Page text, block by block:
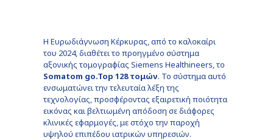
Η Ευρωδιάγνωση Κέρκυρας, από το καλοκαίρι
του 2024, διαθέτει το προηγμένο σύστημα
αξονικής τομογραφίας Siemens Healthineers, το
Somatom go.Top 128 τομών. Το σύστημα αυτό
ενσωματώνει την τελευταία λέξη της
τεχνολογίας, προσφέροντας εξαιρετική ποιότητα
εικόνας και βελτιωμένη απόδοση σε διάφορες
κλινικές εφαρμογές, με στόχο την παροχή
υψηλού επιπέδου ιατρικών υπηρεσιών.